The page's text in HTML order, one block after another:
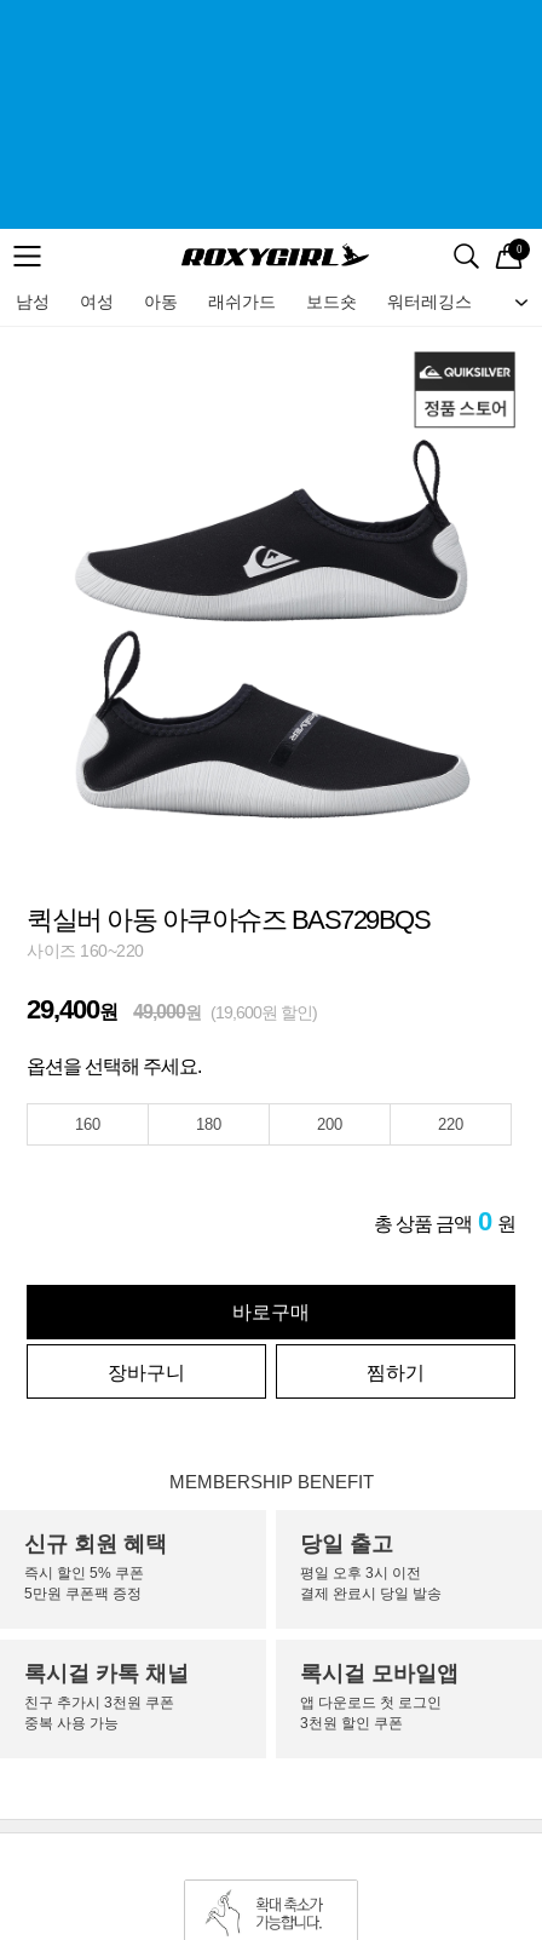
메뉴 검색
로고 0
남성 여성 아동 래쉬가드 보드숏 워터레깅스 비
메뉴
퀵실버 아동 아쿠아슈즈 BAS729BQS
사이즈 160~220
29,400원 49,000원 (19,600원 할인)
옵션을 선택해 주세요.
160 180 200 220
총 상품 금액 0 원
바로구매
장바구니 찜하기
MEMBERSHIP BENEFIT
신규 회원 혜택
즉시 할인 5% 쿠폰
5만원 쿠폰팩 증정
당일 출고
평일 오후 3시 이전
결제 완료시 당일 발송
록시걸 카톡 채널
친구 추가시 3천원 쿠폰
중복 사용 가능
록시걸 모바일앱
앱 다운로드 첫 로그인
3천원 할인 쿠폰